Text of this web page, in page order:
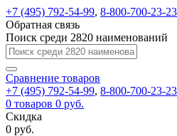
+7 (495) 792-54-99, 8-800-700-23-23
Обратная связь
Поиск среди 2820 наименований
Сравнение товаров
+7 (495) 792-54-99, 8-800-700-23-23
0 товаров 0 руб.
Скидка
0 руб.